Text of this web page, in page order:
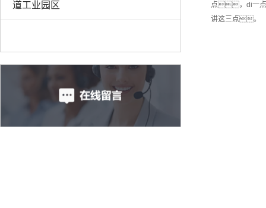
道工业园区
点，di一
讲这三点